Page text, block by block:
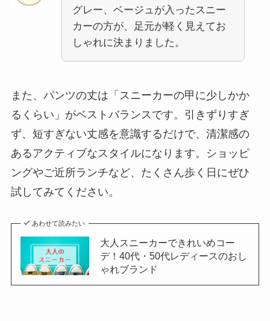
グレー、ベージュが入ったスニー
カーの方が、足元が軽く見えてお
しゃれに決まりました。
また、パンツの丈は「スニーカーの甲に少しかか
るくらい」がベストバランスです。引きずりすぎ
ず、短すぎない丈感を意識するだけで、清潔感の
あるアクティブなスタイルになります。ショッピ
ングやご近所ランチなど、たくさん歩く日にぜひ
試してみてください。
あわせて読みたい
大人スニーカーできれいめコー
デ！40代・50代レディースのおし
ゃれブランド